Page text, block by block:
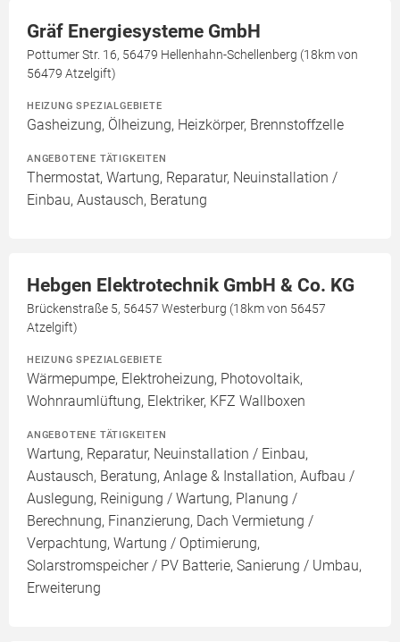
Gräf Energiesysteme GmbH
Pottumer Str. 16, 56479 Hellenhahn-Schellenberg (18km von
56479 Atzelgift)
HEIZUNG SPEZIALGEBIETE
Gasheizung, Ölheizung, Heizkörper, Brennstoffzelle
ANGEBOTENE TÄTIGKEITEN
Thermostat, Wartung, Reparatur, Neuinstallation /
Einbau, Austausch, Beratung
Hebgen Elektrotechnik GmbH & Co. KG
Brückenstraße 5, 56457 Westerburg (18km von 56457
Atzelgift)
HEIZUNG SPEZIALGEBIETE
Wärmepumpe, Elektroheizung, Photovoltaik,
Wohnraumlüftung, Elektriker, KFZ Wallboxen
ANGEBOTENE TÄTIGKEITEN
Wartung, Reparatur, Neuinstallation / Einbau,
Austausch, Beratung, Anlage & Installation, Aufbau /
Auslegung, Reinigung / Wartung, Planung /
Berechnung, Finanzierung, Dach Vermietung /
Verpachtung, Wartung / Optimierung,
Solarstromspeicher / PV Batterie, Sanierung / Umbau,
Erweiterung